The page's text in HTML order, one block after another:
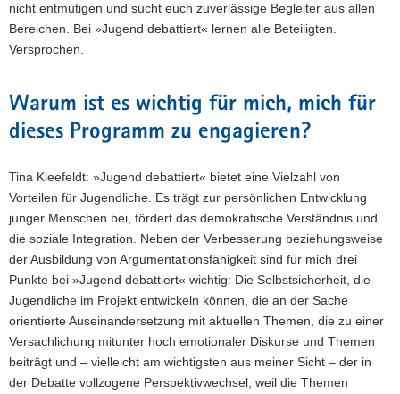
nicht entmutigen und sucht euch zuverlässige Begleiter aus allen
Bereichen. Bei »Jugend debattiert« lernen alle Beteiligten.
Versprochen.
Warum ist es wichtig für mich, mich für
dieses Programm zu engagieren?
Tina Kleefeldt: »Jugend debattiert« bietet eine Vielzahl von
Vorteilen für Jugendliche. Es trägt zur persönlichen Entwicklung
junger Menschen bei, fördert das demokratische Verständnis und
die soziale Integration. Neben der Verbesserung beziehungsweise
der Ausbildung von Argumentationsfähigkeit sind für mich drei
Punkte bei »Jugend debattiert« wichtig: Die Selbstsicherheit, die
Jugendliche im Projekt entwickeln können, die an der Sache
orientierte Auseinandersetzung mit aktuellen Themen, die zu einer
Versachlichung mitunter hoch emotionaler Diskurse und Themen
beiträgt und – vielleicht am wichtigsten aus meiner Sicht – der in
der Debatte vollzogene Perspektivwechsel, weil die Themen